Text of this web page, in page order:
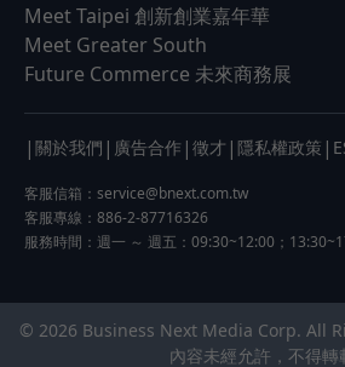
Meet Taipei 創新創業嘉年華
Meet Greater South
Future Commerce 未來商務展
| 關於我們 | 廣告合作 | 徵才 | 隱私權政策 |
客服信箱： service@bnext.com.tw
客服專線：886-2-87716326
服務時間：週一 ～ 週五：09:30~12:00；
© 2026 Business Next Media Corp. All
內容未經允許，不得轉